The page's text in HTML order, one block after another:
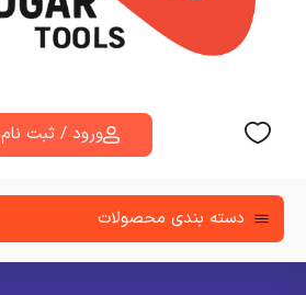
ورود / ثبت نام
دسته‌ بندی محصولات